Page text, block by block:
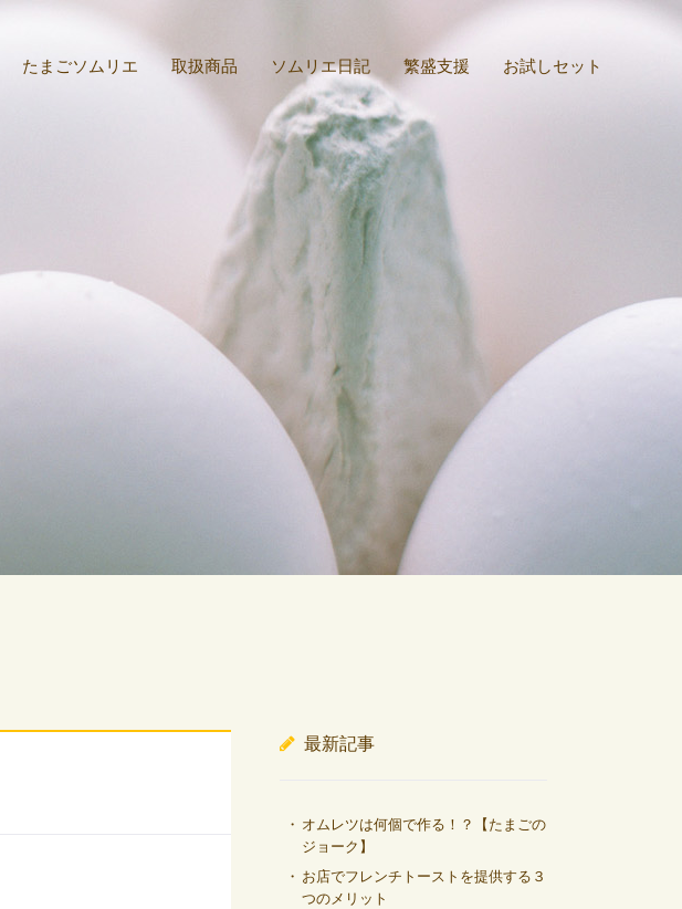
たまごソムリエ 取扱商品 ソムリエ日記 繁盛支援 お試しセット
最新記事
オムレツは何個で作る！？【たまごの
ジョーク】
お店でフレンチトーストを提供する３
つのメリット